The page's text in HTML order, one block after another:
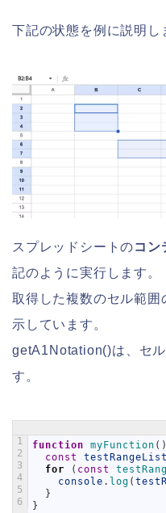
下記の状態を例に説明し
スプレッドシートのコン
記のように実行します。
取得した複数のセル範
示しています。
getA1Notation()は、セ
す。
1
2
3
4
5
6
function myFunction ( )
const
testRangeList
for
( const
console . log (
}
}